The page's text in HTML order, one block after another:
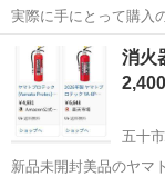
実際に手にとって購入
宮崎 日南市 南
消火
五十
新品未開封美品のヤマ